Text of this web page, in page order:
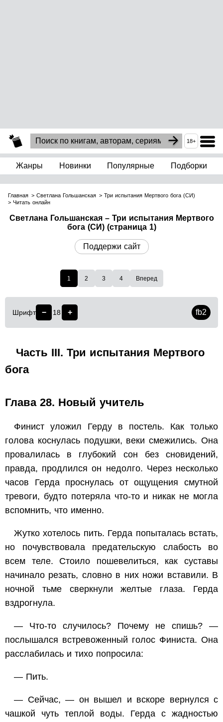
18+
Жанры Новинки Популярные Подборки
Главная Светлана Гольшанская
Три испытания Мертвого бога (СИ)
Читать онлайн
Светлана Гольшанская – Три испытания Мертвого
бога (СИ) (страница 1)
Поддержи сайт
1 2 3 4 Вперед
Шрифт − 18 + fb2
Часть III. Три испытания Мертвого
бога
Глава 28. Новый учитель
Финист уложил Герду в постель. Как только
голова коснулась подушки, веки смежились. Она
провалилась в глубокий сон без сновидений,
правда, продлился он недолго. Через несколько
часов Герда проснулась от ощущения смутной
тревоги, будто потеряла что-то и никак не могла
вспомнить, что именно.
Жутко хотелось пить. Герда попыталась встать,
но почувствовала предательскую слабость во
всем теле. Стоило пошевелиться, как суставы
начинало резать, словно в них ножи вставили. В
ночной тьме сверкнули желтые глаза. Герда
вздрогнула.
— Что-то случилось? Почему не спишь? —
послышался встревоженный голос Финиста. Она
расслабилась и тихо попросила:
— Пить.
— Сейчас, — он вышел и вскоре вернулся с
чашкой чуть теплой воды. Герда с жадностью